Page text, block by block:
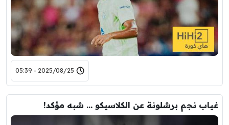
2025/08/25 - 05:39
غياب نجم برشلونة عن الكلاسيكو … شبه مؤكد!